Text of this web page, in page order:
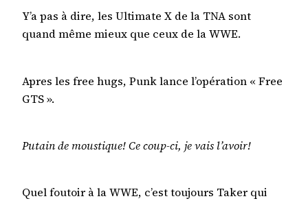
Y’a pas à dire, les Ultimate X de la TNA sont
quand même mieux que ceux de la WWE.
Apres les free hugs, Punk lance l’opération « Free
GTS ».
Putain de moustique! Ce coup-ci, je vais l’avoir!
Quel foutoir à la WWE, c’est toujours Taker qui